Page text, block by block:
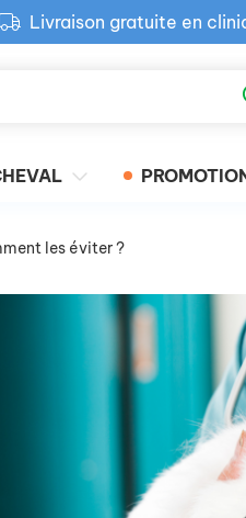
Livraison gratuite en
Retour produit gratuit
les éviter ?